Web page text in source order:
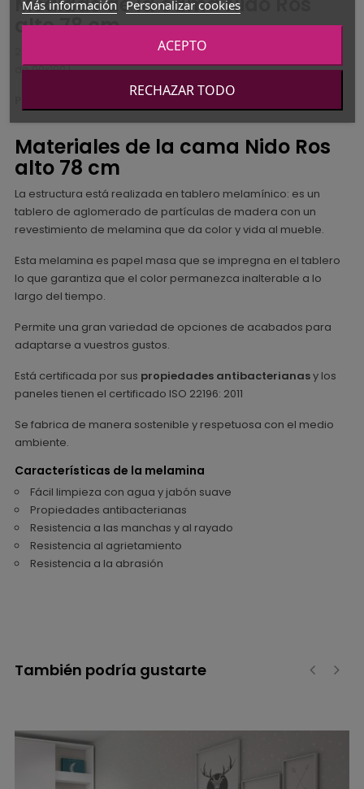
alto 78 cm
203,4 cm largo x 101 - 116 cm ancho x 78 cm alto (para colchón
de 90x190)
Para otras medidas de colchón consultar.
Materiales de la cama Nido Ros
alto 78 cm
La estructura está realizada en tablero melamínico: es un
tablero de aglomerado de partículas de madera con un
revestimiento de melamina que da color y vida al mueble.
Esta melamina es papel masa que se impregna en el tablero
lo que garantiza que el color permanezca inalterable a lo
largo del tiempo.
Permite una gran variedad de opciones de acabados para
adaptarse a vuestros gustos.
Está certificada por sus propiedades antibacterianasy los
paneles tienen el certificado ISO 22196: 2011
Se fabrica de manera sostenible y respetuosa con el medio
ambiente.
Características de la melamina
Fácil limpieza con agua y jabón suave
Propiedades antibacterianas
Resistencia a las manchas y al rayado
Resistencia al agrietamiento
Resistencia a la abrasión
También podría gustarte
Más información Personalizar cookies
RECHAZAR TODO
ACEPTO